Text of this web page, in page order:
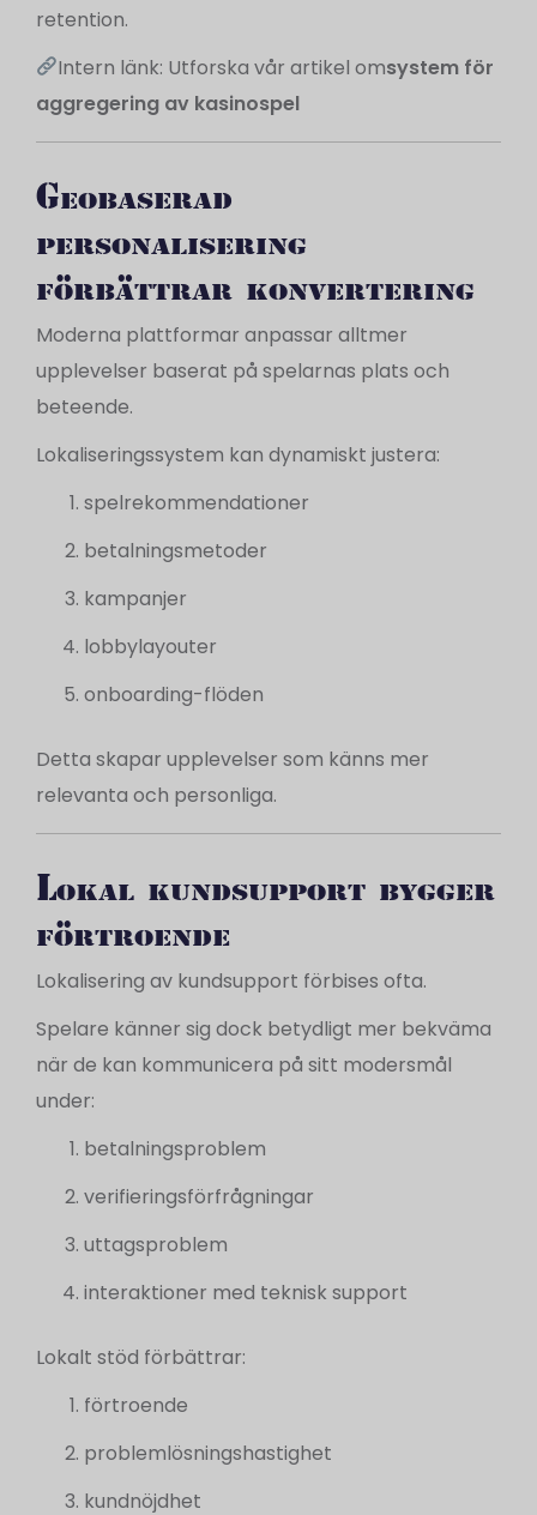
retention.
Intern länk: Utforska vår artikel omsystem för
aggregering av kasinospel
Geobaserad
personalisering
förbättrar konvertering
Moderna plattformar anpassar alltmer
upplevelser baserat på spelarnas plats och
beteende.
Lokaliseringssystem kan dynamiskt justera:
spelrekommendationer
betalningsmetoder
kampanjer
lobbylayouter
onboarding-flöden
Detta skapar upplevelser som känns mer
relevanta och personliga.
Lokal kundsupport bygger
förtroende
Lokalisering av kundsupport förbises ofta.
Spelare känner sig dock betydligt mer bekväma
när de kan kommunicera på sitt modersmål
under:
betalningsproblem
verifieringsförfrågningar
uttagsproblem
interaktioner med teknisk support
Lokalt stöd förbättrar:
förtroende
problemlösningshastighet
kundnöjdhet